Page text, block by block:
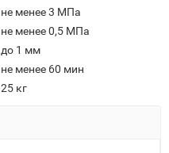
не менее 3 МПа
не менее 0,5 МПа
до 1 мм
не менее 60 мин
25 кг